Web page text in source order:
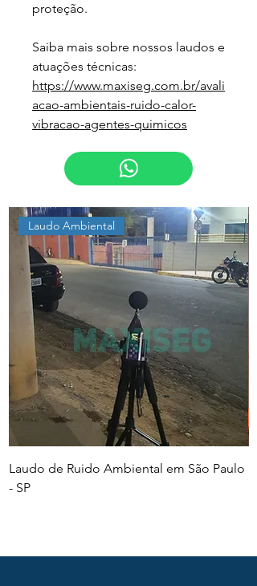
proteção.
Saiba mais sobre nossos laudos e
atuações técnicas:
https://www.maxiseg.com.br/avali
acao-ambientais-ruido-calor-
vibracao-agentes-quimicos
Laudo Ambiental
Laudo de Ruido Ambiental em São Paulo
- SP